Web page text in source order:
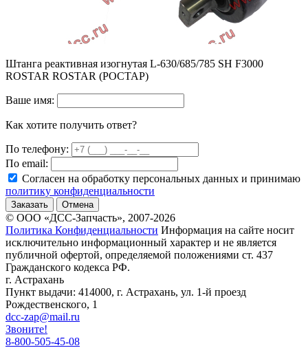
Штанга реактивная изогнутая L-630/685/785 SH F3000
ROSTAR ROSTAR (РОСТАР)
Ваше имя:
Как хотите получить ответ?
По телефону:
По email:
Согласен на обработку персональных данных и принимаю
политику конфиденциальности
Заказать Отмена
© ООО «ДСС-Запчасть», 2007-2026
Политика Конфиденциальности Информация на сайте носит
исключительно информационный характер и не является
публичной офертой, определяемой положениями ст. 437
Гражданского кодекса РФ.
г. Астрахань
Пункт выдачи: 414000, г. Астрахань, ул. 1-й проезд
Рождественского, 1
dcc-zap@mail.ru
Звоните!
8-800-505-45-08